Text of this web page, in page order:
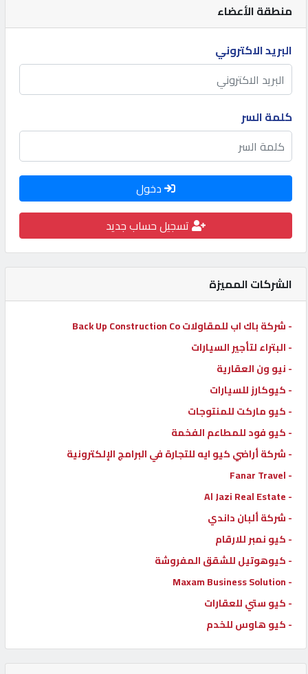
كيو
نمبر
كيو
كارز
كيو
ماركت
الدليل
القطري
POWERED
QHOST
منطقة الأعضاء
البريد الاكتروني
كلمة السر
دخول
تسجيل حساب جديد
الشركات المميزة
- شركة باك اب للمقاولات Back Up Construction Co
- البتراء لتأجير السيارات
- نيو ون العقارية
- كيوكارز للسيارات
- كيو ماركت للمنتوجات
- كيو فود للمطاعم الفخمة
- شركة أراضي كيو ايه للتجارة في البرامج الإلكترونية
- Fanar Travel
- Al Jazi Real Estate
- شركة ألبان داندي
- كيو نمبر للارقام
- كيوهوتيل للشقق المفروشة
- Maxam Business Solution
- كيو ستي للعقارات
- كيو هاوس للخدم